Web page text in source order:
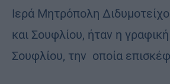
Ιερά Μητρόπολη
και Σουφλίου, ήταν η
Σουφλίου, την οποία